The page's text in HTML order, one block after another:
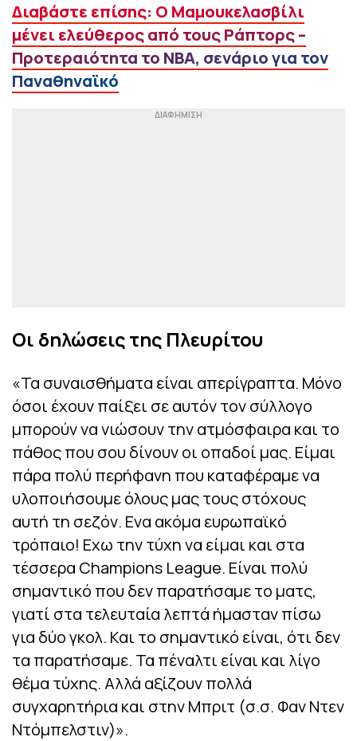
Διαβάστε επίσης: O Μαμουκελασβίλι
μένει ελεύθερος από τους Ράπτορς –
Προτεραιότητα το NBA, σενάριο για τον
Παναθηναϊκό
Οι δηλώσεις της Πλευρίτου
«Τα συναισθήματα είναι απερίγραπτα. Μόνο
όσοι έχουν παίξει σε αυτόν τον σύλλογο
μπορούν να νιώσουν την ατμόσφαιρα και το
πάθος που σου δίνουν οι οπαδοί μας. Είμαι
πάρα πολύ περήφανη που καταφέραμε να
υλοποιήσουμε όλους μας τους στόχους
αυτή τη σεζόν. Ενα ακόμα ευρωπαϊκό
τρόπαιο! Εχω την τύχη να είμαι και στα
τέσσερα Champions League. Eίναι πολύ
σημαντικό που δεν παρατήσαμε το ματς,
γιατί στα τελευταία λεπτά ήμασταν πίσω
για δύο γκολ. Και το σημαντικό είναι, ότι δεν
τα παρατήσαμε. Τα πέναλτι είναι και λίγο
θέμα τύχης. Αλλά αξίζουν πολλά
συγχαρητήρια και στην Μπριτ (σ.σ. Φαν Ντεν
Ντόμπελστιν)».